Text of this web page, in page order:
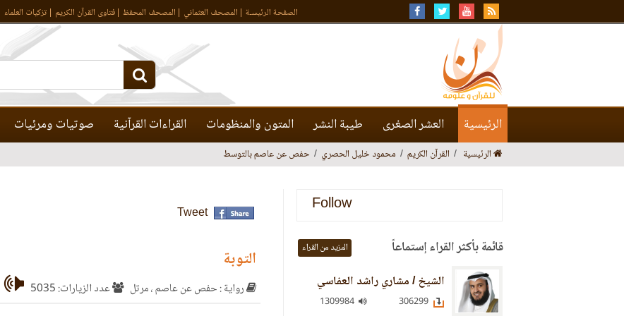
الصفحة الرئيسـة المصحف العثماني المصحف المحفظ فتاوى القرآن الكريم تزكيات العلماء
الرئيسية العشر الصغرى طيبة النشر المتون والمنظومات القراءات القرآنية صوتيات ومرئيات
الرئيسية القرآن الكريم محمود خليل الحصري حفص عن عاصم بالتوسط
Tweet
التوبة
رواية : حفص عن عاصم ، مرتل عدد الزيارات: 5035
Follow
قائمة بأكثر القراء إستماعاً المزيد من القراء
الشيخ / مشاري راشد العفاسي